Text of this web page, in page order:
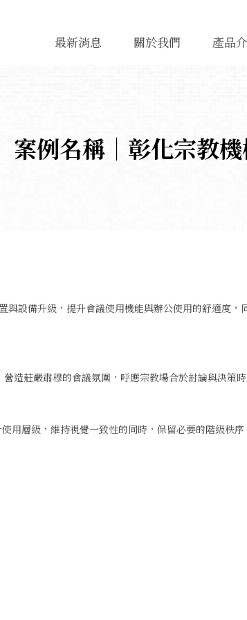
最新消息 關於我們 產品
案例名稱｜彰化宗教
設備升級，提升會議使用機能與辦公使用的舒適度，
造莊嚴肅穆的會議氛圍，呼應宗教場合於討論與決策時
層級，維持視覺一致性的同時，保留必要的階級秩序